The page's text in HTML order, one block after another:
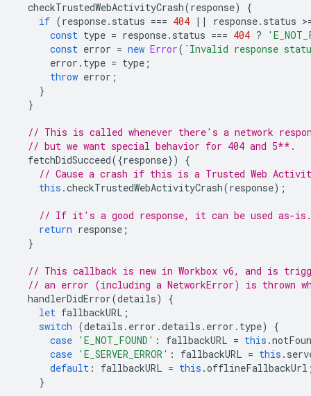
checkTrustedWebActivityCrash(response)
{
if (response. status === 404 || response. status >
const type = response. status === 404 ?
const error = new Error( `Invalid response
error . type = type ;
throw error ;
}
}
// This is called whenever there's a network
// but we want special behavior for 404 and 5**.
fetchDidSucceed({response})
{
// Cause a crash if this is a Trusted Web
this .checkTrustedWebActivityCrash(response);
// If it's a good response, it can be used as-is.
return response ;
}
// This callback is new in Workbox v6, and is
// an error (including a NetworkError) is thrown
handlerDidError(details)
{
let fallbackURL ;
switch (details . error .details . error . type)
{
case 'E_NOT_FOUND' : fallbackURL = this .
case 'E_SERVER_ERROR' : fallbackURL = this .
default : fallbackURL = this .offlineFallbackUrl
}